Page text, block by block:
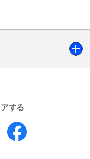
後家さんを殺めて
滋民、聞き手：山本
する